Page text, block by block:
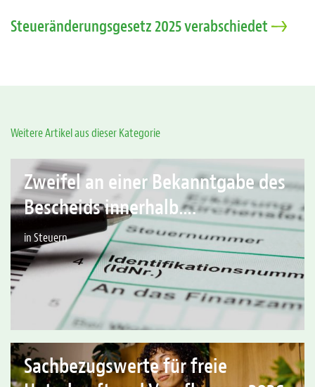
Steueränderungsgesetz 2025 verabschiedet
Weitere Artikel aus dieser Kategorie
Zweifel an einer Bekanntgabe des
Bescheids innerhalb….
in Steuern
Sachbezugswerte für freie